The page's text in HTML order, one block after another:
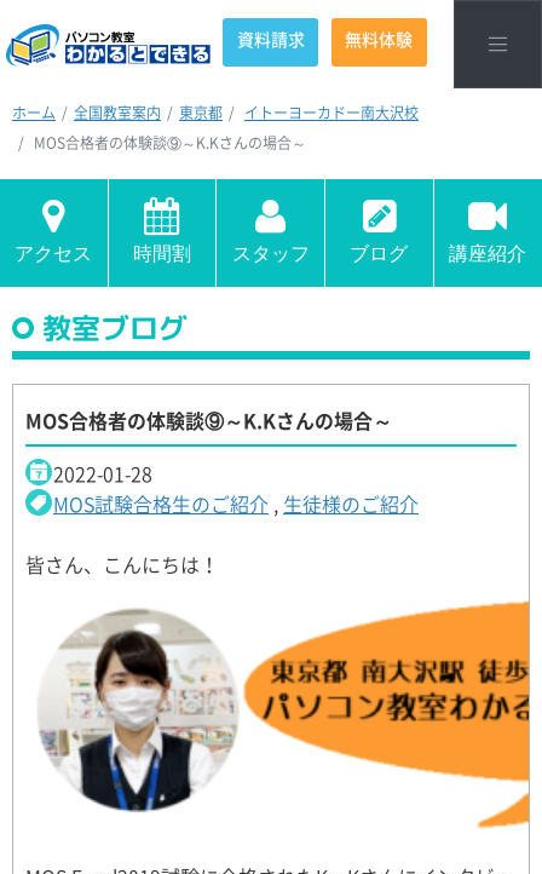
資料請求 無料体験
ホーム 全国教室案内 東京都
イトーヨーカドー南大沢校
MOS合格者の体験談⑨～K.Kさんの場合～
アクセス 時間割 スタッフ ブログ 講座紹介
教室ブログ
MOS合格者の体験談⑨～K.Kさんの場合～
2022-01-28
MOS試験合格生のご紹介 , 生徒様のご紹介
皆さん、こんにちは！